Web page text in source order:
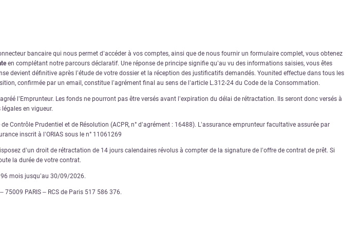
bancaire qui nous permet d’accéder à vos comptes, ainsi que de nous fournir un formulaire complet, vous obtenez
en complétant notre parcours déclaratif. Une réponse de principe signifie qu’au vu des informations saisies, vous êtes
devient définitive après l’étude de votre dossier et la réception des justificatifs demandés. Younited effectue dans tous les
confirmée par un email, constitue l’agrément final au sens de l’article L.312-24 du Code de la Consommation.
l’Emprunteur. Les fonds ne pourront pas être versés avant l’expiration du délai de rétractation. Ils seront donc versés à
en vigueur.
Contrôle Prudentiel et de Résolution (ACPR, n° d’agrément : 16488). L’assurance emprunteur facultative assurée par
inscrit à l’ORIAS sous le n° 11061269
d’un droit de rétractation de 14 jours calendaires révolus à compter de la signature de l’offre de contrat de prêt. Si
la durée de votre contrat.
96 mois jusqu’au 30/09/2026.
PARIS – RCS de Paris 517 586 376.